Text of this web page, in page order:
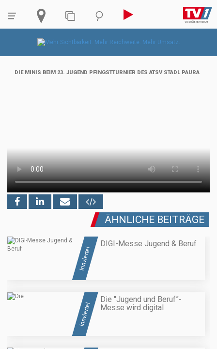
DIE MINIS BEIM 23. JUGEND PFINGSTTURNIER DES ATSV STADL PAURA
ÄHNLICHE BEITRÄGE
Innviertel
DIGI-Messe Jugend & Beruf
Innviertel
Die "Jugend und Beruf”-
Messe wird digital